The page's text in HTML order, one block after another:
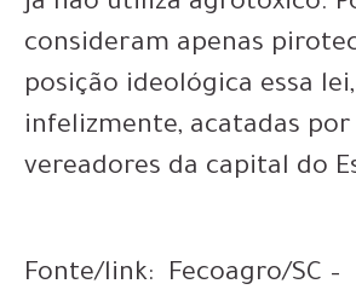
consideram apenas
posição ideológica essa lei,
infelizmente, acatadas por
vereadores da capital do
Fonte/link: Fecoagro/SC –